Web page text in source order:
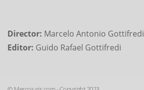
Director: Marcelo Antonio Gottifredi
Editor: Guido Rafael Gottifredi